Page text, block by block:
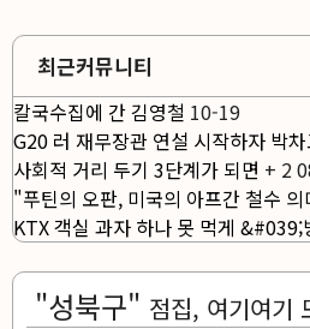
최근커뮤니티
칼국수집에 간 김영철 10-19
G20 러 재무장관 연설 시작하자 박
사회적 거리 두기 3단계가 되면 + 2
"푸틴의 오판, 미국의 아프간 철수
KTX 객실 과자 하나 못 먹게
"성북구" 점집, 여기여기